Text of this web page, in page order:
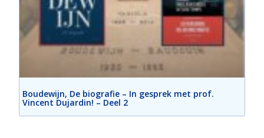
Boudewijn, De biografie – In gesprek met prof.
Vincent Dujardin! – Deel 2